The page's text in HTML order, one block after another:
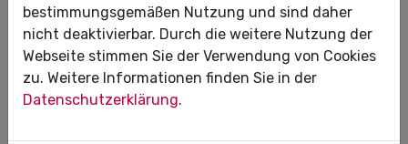
Elektronische
Arbeitsunfähigkeitsbescheinigung
(eAU) startet mit Übergangsfrist
Ab dem 1. Oktober 2021 wird die elektronische
bestimmungsgemäßen Nutzung und sind daher
nicht deaktivierbar. Durch die weitere Nutzung der
Webseite stimmen Sie der Verwendung von Cookies
zu. Weitere Informationen finden Sie in der
Datenschutzerklärung.